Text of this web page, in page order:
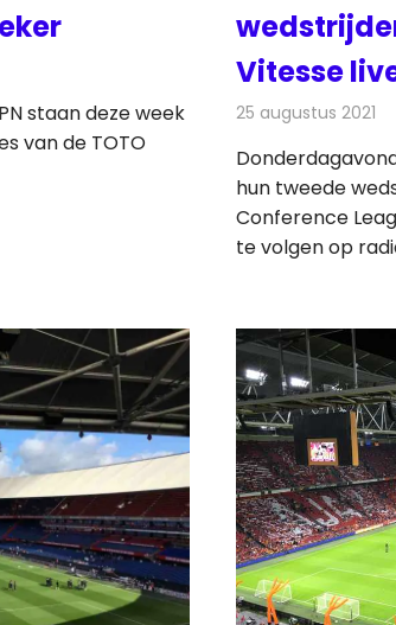
staan deze week
van de TOTO
Vitesse
25 augustus 2021
hun tweede
Conference
te volgen op